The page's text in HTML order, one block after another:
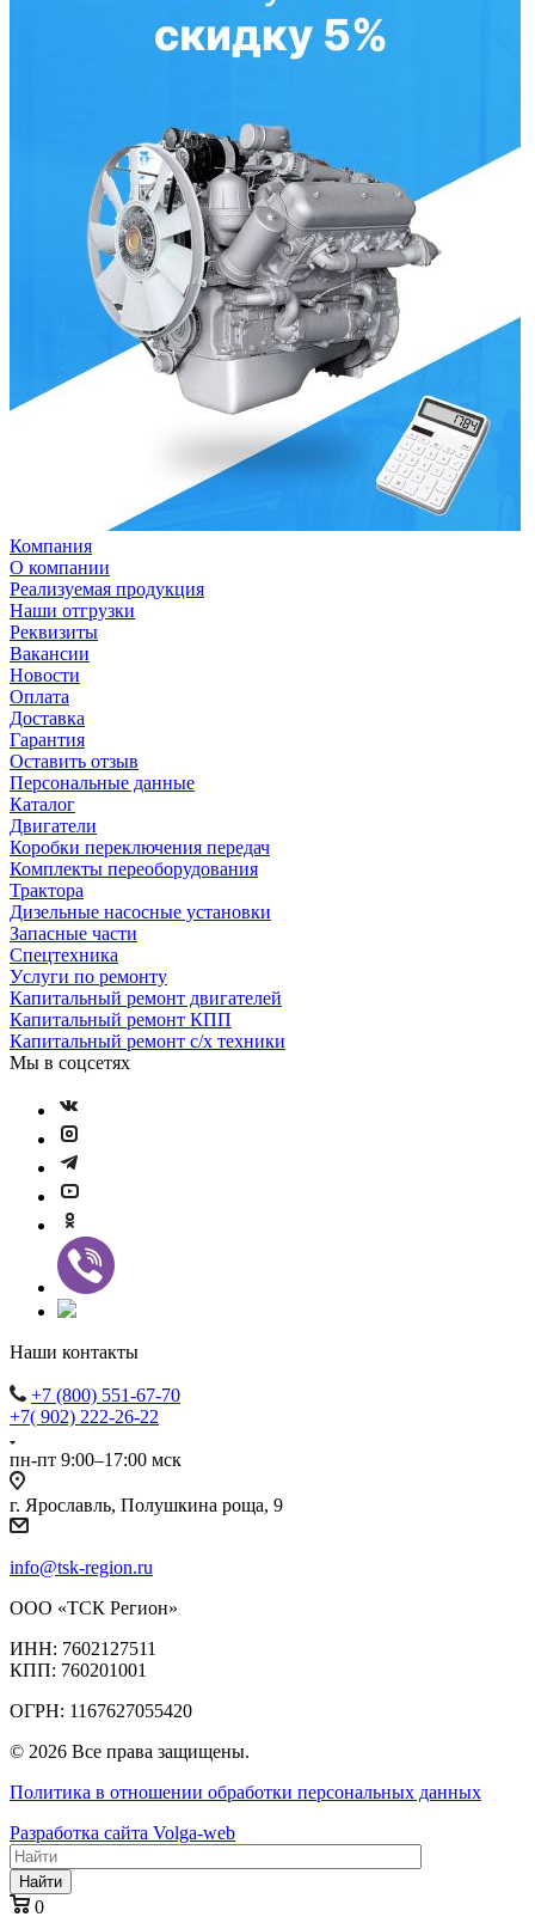
Компания
О компании
Реализуемая продукция
Наши отгрузки
Реквизиты
Вакансии
Новости
Оплата
Доставка
Гарантия
Оставить отзыв
Персональные данные
Каталог
Двигатели
Коробки переключения передач
Комплекты переоборудования
Трактора
Дизельные насосные установки
Запасные части
Спецтехника
Услуги по ремонту
Капитальный ремонт двигателей
Капитальный ремонт КПП
Капитальный ремонт с/х техники
Мы в соцсетях
Наши контакты
+7 (800) 551-67-70
+7( 902) 222-26-22
пн-пт 9:00–17:00 мск
г. Ярославль, Полушкина роща, 9
info@tsk-region.ru
ООО «ТСК Регион»
ИНН: 7602127511
КПП: 760201001
ОГРН: 1167627055420
© 2026 Все права защищены.
Политика в отношении обработки персональных данных
Разработка сайта Volga-web
Найти
0